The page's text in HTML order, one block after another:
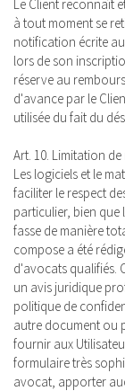
Le Client reconnaît
à tout moment se
notification écrite
lors de son
réserve au
d'avance par le
utilisée du fait du
Art. 10. Limitation
Les logiciels et le
faciliter le respect
particulier, bien que
fasse de manière
compose a été
d'avocats qualifiés.
un avis juridique
politique de
autre document ou
fournir aux
formulaire très
avocat, apporter